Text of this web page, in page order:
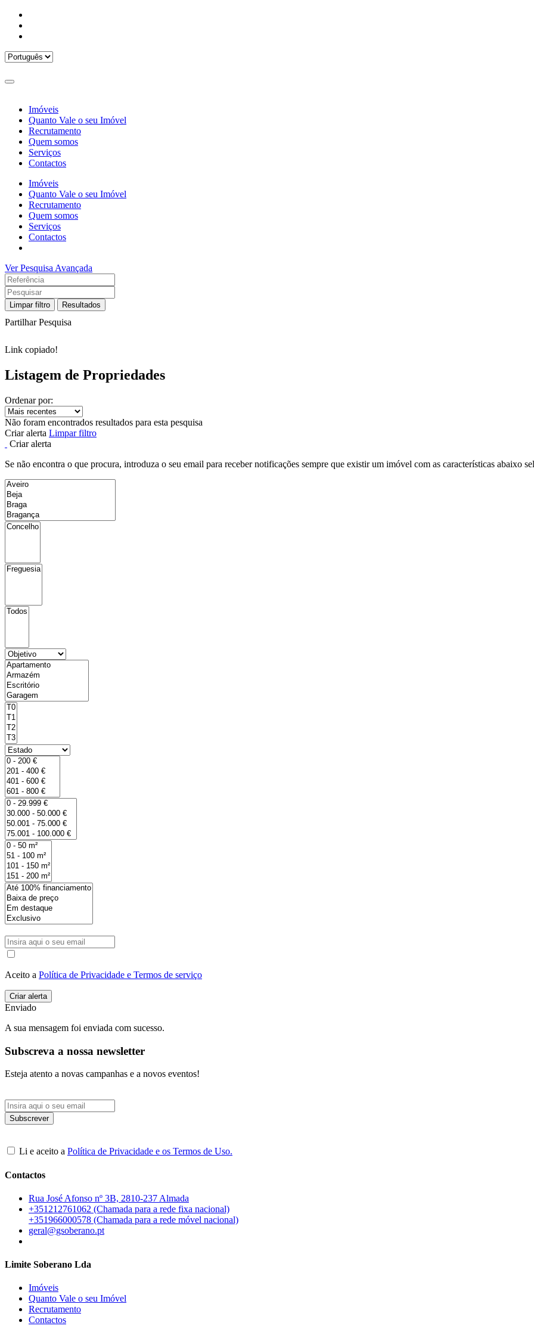
Imóveis
Quanto Vale o seu Imóvel
Recrutamento
Quem somos
Serviços
Contactos
Imóveis
Quanto Vale o seu Imóvel
Recrutamento
Quem somos
Serviços
Contactos
Ver Pesquisa Avançada
Limpar filtro Resultados
Partilhar Pesquisa
Link copiado!
Listagem de Propriedades
Ordenar por:
Não foram encontrados resultados para esta pesquisa
Criar alerta Limpar filtro
Criar alerta
Se não encontra o que procura, introduza o seu email para receber notificações sempre que existir um imóvel com as características abaixo
Aceito a Política de Privacidade e Termos de serviço
Enviado
A sua mensagem foi enviada com sucesso.
Subscreva a nossa newsletter
Esteja atento a novas campanhas e a novos eventos!
Li e aceito a Política de Privacidade e os Termos de Uso.
Contactos
Rua José Afonso nº 3B, 2810-237 Almada
+351212761062 (Chamada para a rede fixa nacional)
+351966000578 (Chamada para a rede móvel nacional)
geral@gsoberano.pt
Limite Soberano Lda
Imóveis
Quanto Vale o seu Imóvel
Recrutamento
Contactos